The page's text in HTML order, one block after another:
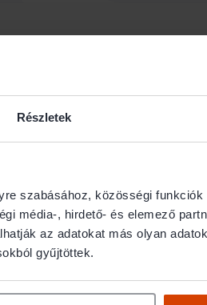
Részletek
szabásához, közösségi
média-, hirdető- és elemező
az adatokat más olyan
gyűjtöttek.